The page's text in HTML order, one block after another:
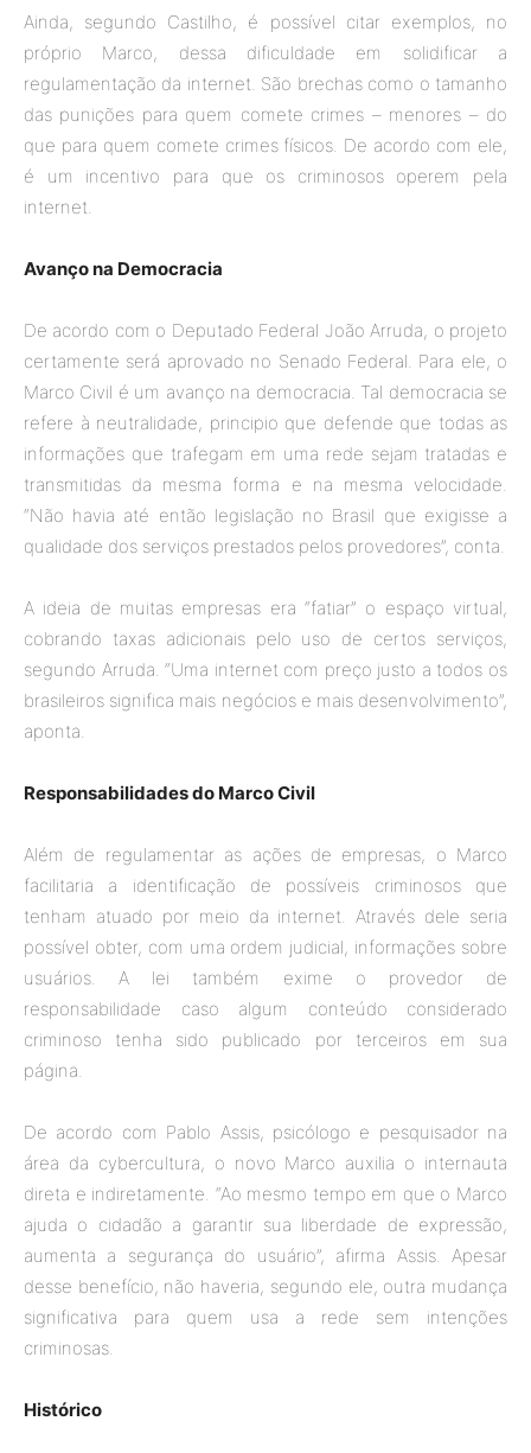
Ainda, segundo Castilho, é possível citar exemplos, no
próprio Marco, dessa dificuldade em solidificar a
regulamentação da internet. São brechas como o tamanho
das punições para quem comete crimes – menores – do
que para quem comete crimes físicos. De acordo com ele,
é um incentivo para que os criminosos operem pela
internet.
Avanço na Democracia
De acordo com o Deputado Federal João Arruda, o projeto
certamente será aprovado no Senado Federal. Para ele, o
Marco Civil é um avanço na democracia. Tal democracia se
refere à neutralidade, principio que defende que todas as
informações que trafegam em uma rede sejam tratadas e
transmitidas da mesma forma e na mesma velocidade.
“Não havia até então legislação no Brasil que exigisse a
qualidade dos serviços prestados pelos provedores”, conta.
A ideia de muitas empresas era “fatiar” o espaço virtual,
cobrando taxas adicionais pelo uso de certos serviços,
segundo Arruda. “Uma internet com preço justo a todos os
brasileiros significa mais negócios e mais desenvolvimento”,
aponta.
Responsabilidades do Marco Civil
Além de regulamentar as ações de empresas, o Marco
facilitaria a identificação de possíveis criminosos que
tenham atuado por meio da internet. Através dele seria
possível obter, com uma ordem judicial, informações sobre
usuários. A lei também exime o provedor de
responsabilidade caso algum conteúdo considerado
criminoso tenha sido publicado por terceiros em sua
página.
De acordo com Pablo Assis, psicólogo e pesquisador na
área da cybercultura, o novo Marco auxilia o internauta
direta e indiretamente. “Ao mesmo tempo em que o Marco
ajuda o cidadão a garantir sua liberdade de expressão,
aumenta a segurança do usuário”, afirma Assis. Apesar
desse benefício, não haveria, segundo ele, outra mudança
significativa para quem usa a rede sem intenções
criminosas.
Histórico